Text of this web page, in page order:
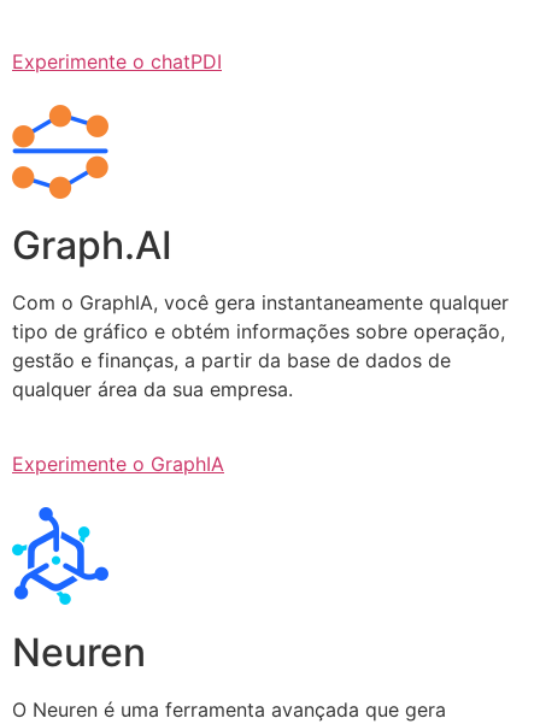
Experimente o chatPDI
Graph.AI
Com o GraphIA, você gera instantaneamente qualquer
tipo de gráfico e obtém informações sobre operação,
gestão e finanças, a partir da base de dados de
qualquer área da sua empresa.
Experimente o GraphIA
Neuren
O Neuren é uma ferramenta avançada que gera